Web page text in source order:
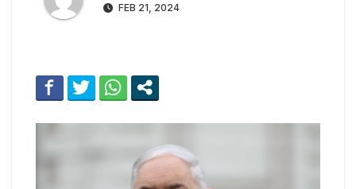
FEB 21, 2024